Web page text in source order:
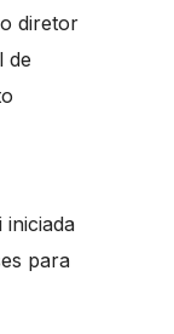
diretor
de
para